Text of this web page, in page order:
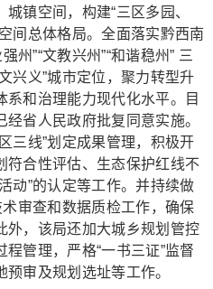
镇空间，构建“三区多园、
间总体格局。全面落实黔西南
州”“文教兴州”“和谐稳州” 三
兴义”城市定位，聚力转型升
和治理能力现代化水平。目
省人民政府批复同意实施。
三线”划定成果管理，积极开
符合性评估、生态保护红线不
动”的认定等工作。并持续做
审查和数据质检工作，确保
外，该局还加大城乡规划管控
管理，严格“一书三证”监督
审及规划选址等工作。